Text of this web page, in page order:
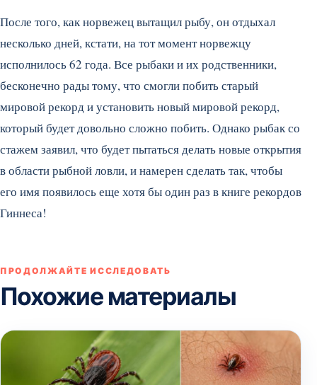
После того, как норвежец вытащил рыбу, он отдыхал
несколько дней, кстати, на тот момент норвежцу
исполнилось 62 года. Все рыбаки и их родственники,
бесконечно рады тому, что смогли побить старый
мировой рекорд и установить новый мировой рекорд,
который будет довольно сложно побить. Однако рыбак со
стажем заявил, что будет пытаться делать новые открытия
в области рыбной ловли, и намерен сделать так, чтобы
его имя появилось еще хотя бы один раз в книге рекордов
Гиннеса!
ПРОДОЛЖАЙТЕ ИССЛЕДОВАТЬ
Похожие материалы